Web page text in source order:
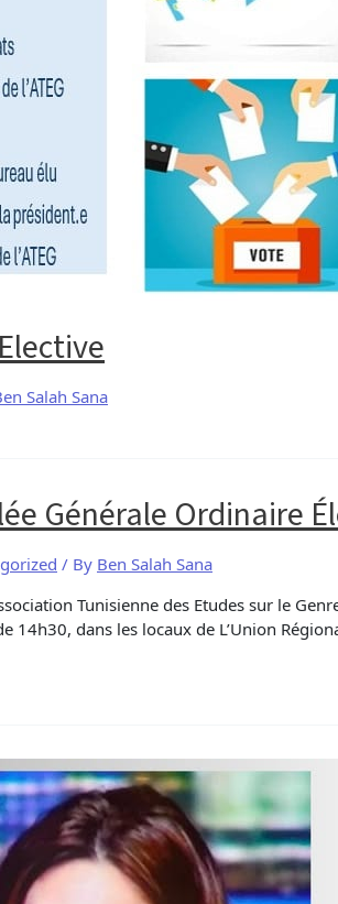
Salah Sana
Générale Ordinaire
/ By Ben Salah Sana
Tunisienne des Etudes sur le
dans les locaux de L’Union